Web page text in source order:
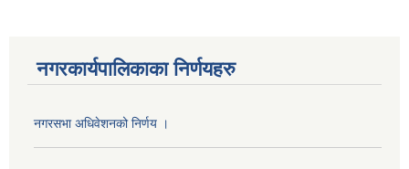
नगरकार्यपालिकाका निर्णयहरु
नगरसभा अधिवेशनको निर्णय ।